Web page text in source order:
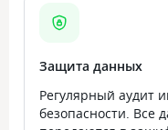
Защита данных
Регулярный аудит
безопасности. Все